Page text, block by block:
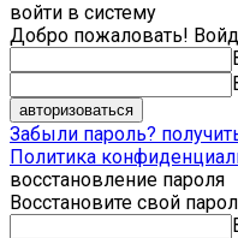
войти в систему
Добро пожаловать!
Забыли пароль?
Политика
восстановление пароля
Восстановите свой